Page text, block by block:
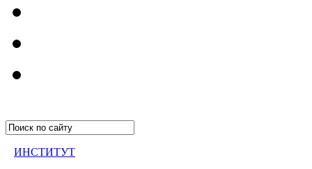
ИНСТИТУТ